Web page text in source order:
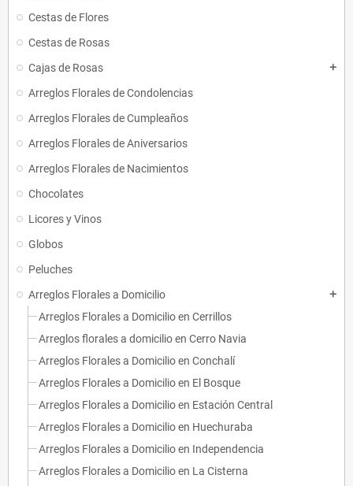
Cestas de Flores
Cestas de Rosas
Cajas de Rosas
add
Arreglos Florales de Condolencias
Arreglos Florales de Cumpleaños
Arreglos Florales de Aniversarios
Arreglos Florales de Nacimientos
Chocolates
Licores y Vinos
Globos
Peluches
Arreglos Florales a Domicilio
add
Arreglos Florales a Domicilio en Cerrillos
Arreglos florales a domicilio en Cerro Navia
Arreglos Florales a Domicilio en Conchalí
Arreglos Florales a Domicilio en El Bosque
Arreglos Florales a Domicilio en Estación Central
Arreglos Florales a Domicilio en Huechuraba
Arreglos Florales a Domicilio en Independencia
Arreglos Florales a Domicilio en La Cisterna